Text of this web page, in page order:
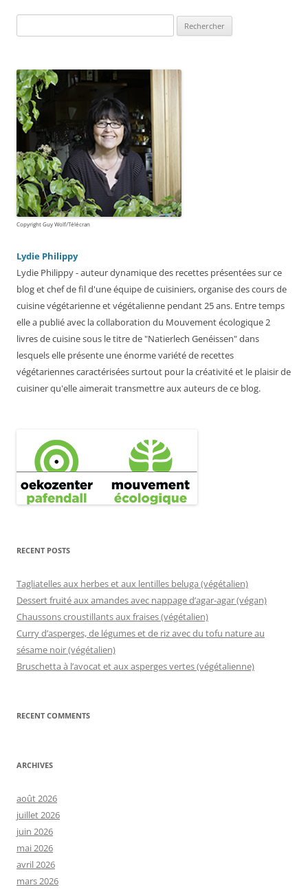
Copyright Guy Wolf/Télécran
Lydie Philippy
Lydie Philippy - auteur dynamique des recettes présentées sur ce
blog et chef de fil d'une équipe de cuisiniers, organise des cours de
cuisine végétarienne et végétalienne pendant 25 ans. Entre temps
elle a publié avec la collaboration du Mouvement écologique 2
livres de cuisine sous le titre de "Natierlech Genéissen" dans
lesquels elle présente une énorme variété de recettes
végétariennes caractérisées surtout pour la créativité et le plaisir de
cuisiner qu'elle aimerait transmettre aux auteurs de ce blog.
RECENT POSTS
Tagliatelles aux herbes et aux lentilles beluga (végétalien)
Dessert fruité aux amandes avec nappage d’agar-agar (végan)
Chaussons croustillants aux fraises (végétalien)
Curry d’asperges, de légumes et de riz avec du tofu nature au
sésame noir (végétalien)
Bruschetta à l’avocat et aux asperges vertes (végétalienne)
RECENT COMMENTS
ARCHIVES
août 2026
juillet 2026
juin 2026
mai 2026
avril 2026
mars 2026